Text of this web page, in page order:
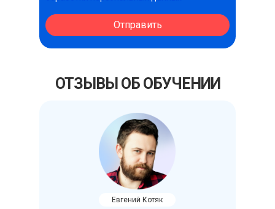
Отправить
ОТЗЫВЫ ОБ ОБУЧЕНИИ
Евгений Котяк